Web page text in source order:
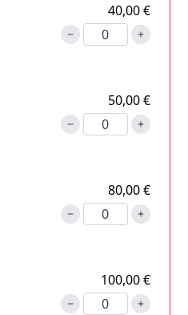
40,00 €
50,00 €
80,00 €
100,00 €